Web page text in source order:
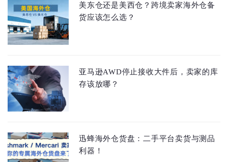
美东仓还是美西仓？跨境卖家海外仓备
货应该怎么选？
亚马逊AWD停止接收大件后，卖家的库
存该放哪？
迅蜂海外仓货盘：二手平台卖货与测品
利器！